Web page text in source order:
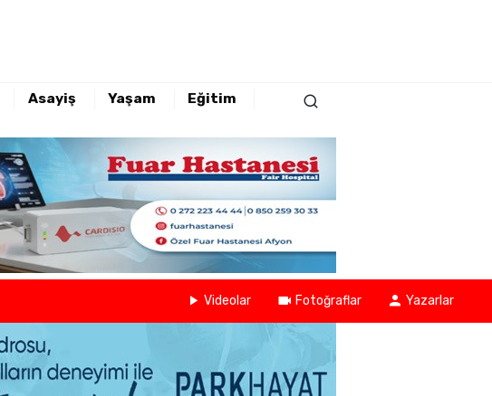
Asayiş Yaşam
Eğitim
Videolar Fotoğraflar Yazarlar